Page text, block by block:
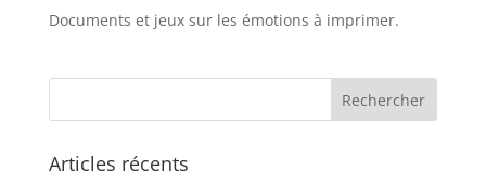
Documents et jeux sur les émotions à imprimer.
Articles récents